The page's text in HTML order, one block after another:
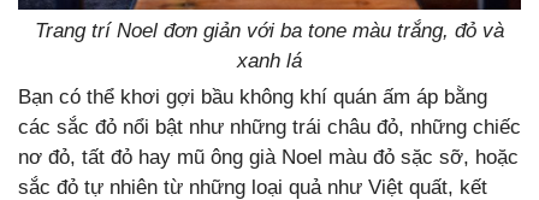
Trang trí Noel đơn giản với ba tone màu trắng, đỏ và
xanh lá
Bạn có thể khơi gợi bầu không khí quán ấm áp bằng
các sắc đỏ nổi bật như những trái châu đỏ, những chiếc
nơ đỏ, tất đỏ hay mũ ông già Noel màu đỏ sặc sỡ, hoặc
sắc đỏ tự nhiên từ những loại quả như Việt quất, kết